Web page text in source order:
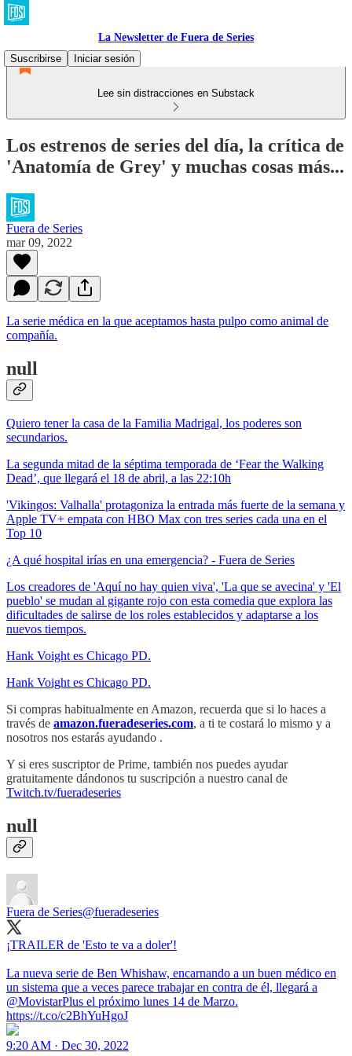
La Newsletter de Fuera de Series
Suscribirse
Iniciar sesión
Lee sin distracciones en Substack
Los estrenos de series del día, la crítica de
'Anatomía de Grey' y muchas cosas más...
Fuera de Series
mar 09, 2022
La serie médica en la que aceptamos hasta pulpo como animal de
compañía.
null
Quiero tener la casa de la Familia Madrigal, los poderes son
secundarios.
La segunda mitad de la séptima temporada de ‘Fear the Walking
Dead’, que llegará el 18 de abril, a las 22:10h
'Vikingos: Valhalla' protagoniza la entrada más fuerte de la semana y
Apple TV+ empata con HBO Max con tres series cada una en el
Top 10
¿A qué hospital irías en una emergencia? - Fuera de Series
Los creadores de 'Aquí no hay quien viva', 'La que se avecina' y 'El
pueblo' se mudan al gigante rojo con esta comedia que explora las
dificultades de salirse de los roles establecidos y adaptarse a los
nuevos tiempos.
Hank Voight es Chicago PD.
Hank Voight es Chicago PD.
Si compras habitualmente en Amazon, recuerda que si lo haces a
través de amazon.fueradeseries.com, a ti te costará lo mismo y a
nosotros nos estarás ayudando .
Y si eres suscriptor de Prime, también nos puedes ayudar
gratuitamente dándonos tu suscripción a nuestro canal de
Twitch.tv/fueradeseries
null
Fuera de Series@fueradeseries
¡TRAILER de 'Esto te va a doler'!
La nueva serie de Ben Whishaw, encarnando a un buen médico en
un sistema que a veces parece trabajar en contra de él, llegará a
@MovistarPlus el próximo lunes 14 de Marzo.
https://t.co/c2BhYuHgoJ
9:20 AM · Dec 30, 2022